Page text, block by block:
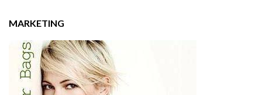
MARKETING